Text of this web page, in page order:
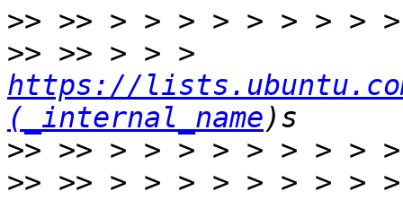
>>
>>
https://
(_internal_name
>>
>> >> > > > > > > > >